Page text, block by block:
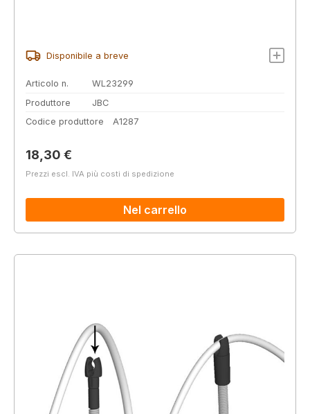
Disponibile a breve
Articolo n.
WL23299
Produttore
JBC
Codice produttore
A1287
Prezzo normale:
18,30 €
Prezzi escl. IVA più costi di spedizione
Nel carrello